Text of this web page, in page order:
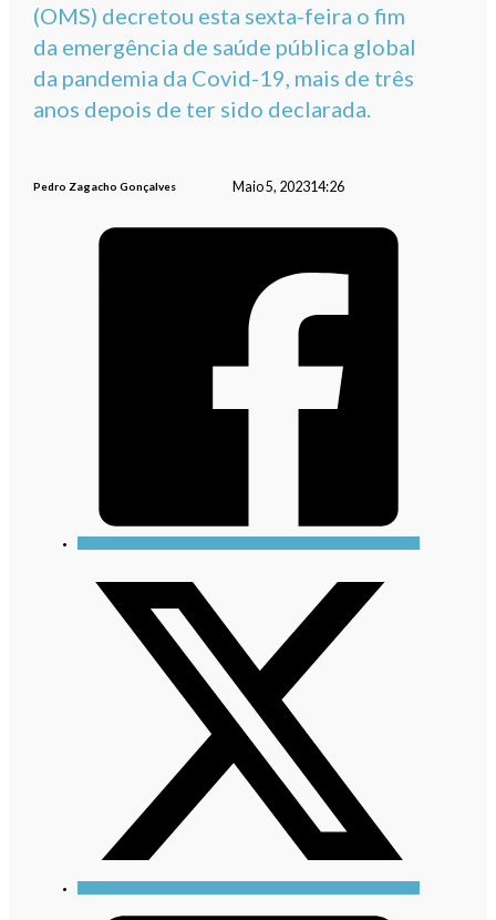
(OMS) decretou esta sexta-feira o fim
da emergência de saúde pública global
da pandemia da Covid-19, mais de três
anos depois de ter sido declarada.
Pedro Zagacho Gonçalves Maio 5, 202314:26